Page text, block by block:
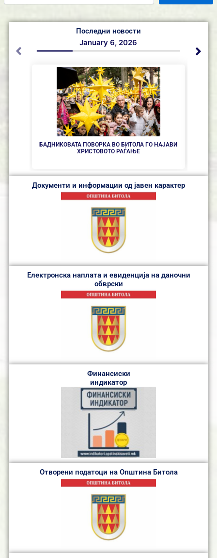
Последни новости
БАДНИКОВАТА ПОВОРКА ВО БИТОЛА ГО НАЈАВИ
ХРИСТОВОТО РАЃАЊЕ
January 6, 2026
Документи и информации од јавен карактер
Електронска наплата и евиденција на даночни
обврски
Финансиски
индикатор
Отворени податоци на Општина Битола